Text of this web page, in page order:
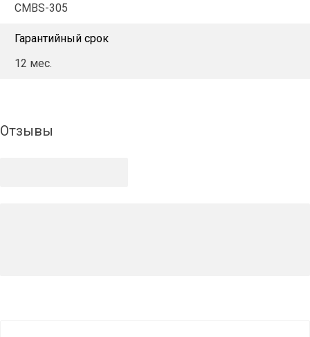
CMBS-305
Гарантийный срок
12 мес.
Отзывы